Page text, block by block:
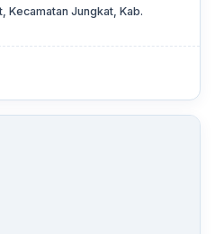
Kecamatan Jungkat, Kab.